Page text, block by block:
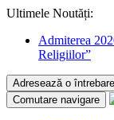
Ultimele Noutăți:
Admiterea
Religiilor”
Adresează o
Comutare navigare